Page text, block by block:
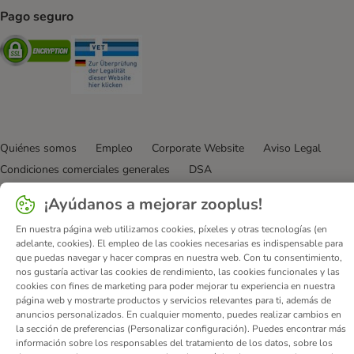
Pago seguro
Security
Quiénes somos Empleo Corporate Website
Aviso Legal
Condiciones comerciales generales
DSA
Formulario de desistimiento
Gastos de envío y plazo de entrega
Formas de pago
Programa de afiliación
Protección de datos
Declaración de accesibilidad
© zooplus SE 2026
¡Ayúdanos a mejorar zooplus!
En nuestra página web utilizamos cookies, píxeles y otras tecnologías (en
adelante, cookies). El empleo de las cookies necesarias es indispensable para
que puedas navegar y hacer compras en nuestra web. Con tu consentimiento,
nos gustaría activar las cookies de rendimiento, las cookies funcionales y las
cookies con fines de marketing para poder mejorar tu experiencia en nuestra
página web y mostrarte productos y servicios relevantes para ti, además de
anuncios personalizados. En cualquier momento, puedes realizar cambios en
la sección de preferencias (Personalizar configuración). Puedes encontrar más
información sobre los responsables del tratamiento de los datos, sobre los